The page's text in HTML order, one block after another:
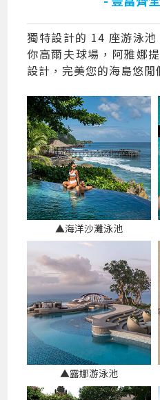
獨特設計的 14 座游泳
你高爾夫球場，阿雅娜
設計，完美您的海島悠閒
▲海洋沙灘泳池
▲露娜游泳池